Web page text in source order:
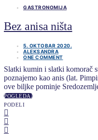
GASTRONOMIJA
Bez anisa ništa
5. OKTOBAR 2020.
ALEKSANDRA
ONE COMMENT
Slatki kumin i slatki komorač
poznajemo kao anis (lat.
ove biljke pominje
POGLEDAJ
PODELI